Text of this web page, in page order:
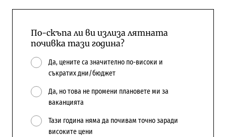
По-скъпа ли ви излиза лятната
почивка тази година?
Да, цените са значително по-високи и
съкратих дни/бюджет
Да, но това не промени плановете ми за
ваканцията
Тази година няма да почивам точно заради
високите цени